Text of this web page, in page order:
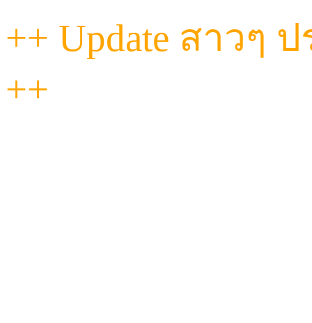
++ Update สาวๆ
++